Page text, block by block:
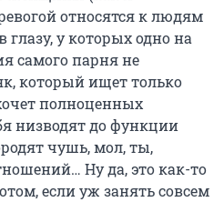
относятся к людям
глазу, у которых одно на
самого парня не
который ищет только
полноценных
низводят до функции
чушь, мол, ты,
Ну да, это как-то
если уж занять совсем